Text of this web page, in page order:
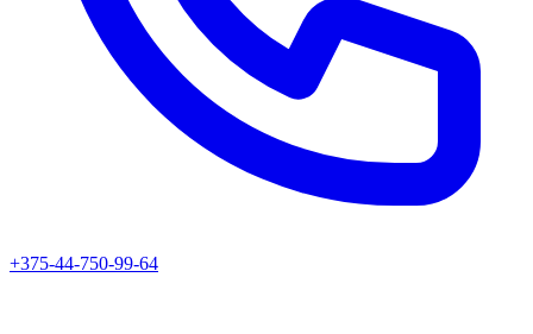
+375-44-750-99-64